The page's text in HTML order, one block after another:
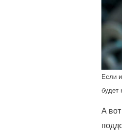
Если
будет
А